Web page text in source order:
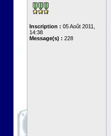
Inscription : 05 Août 2011,
14:38
Message(s) : 228